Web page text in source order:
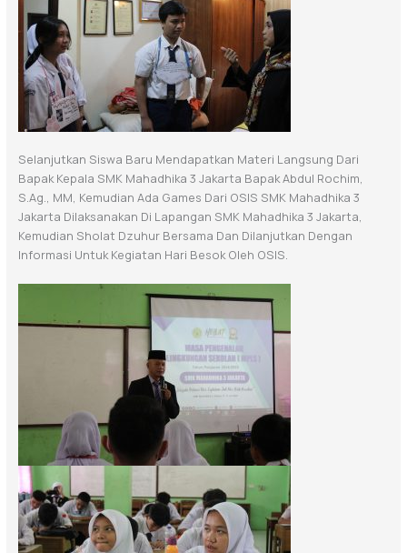
Selanjutkan Siswa Baru Mendapatkan Materi Langsung Dari
Bapak Kepala SMK Mahadhika 3 Jakarta Bapak Abdul Rochim,
S.Ag., MM, Kemudian Ada Games Dari OSIS SMK Mahadhika 3
Jakarta Dilaksanakan Di Lapangan SMK Mahadhika 3 Jakarta,
Kemudian Sholat Dzuhur Bersama Dan Dilanjutkan Dengan
Informasi Untuk Kegiatan Hari Besok Oleh OSIS.